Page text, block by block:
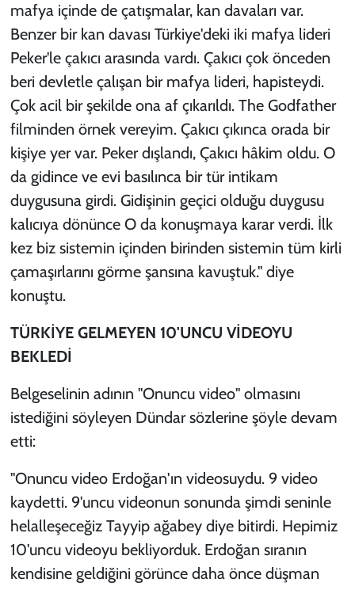
mafya içinde de çatışmalar, kan davaları var.
Benzer bir kan davası Türkiye'deki iki mafya lideri
Peker'le çakıcı arasında vardı. Çakıcı çok önceden
beri devletle çalışan bir mafya lideri, hapisteydi.
Çok acil bir şekilde ona af çıkarıldı. The Godfather
filminden örnek vereyim. Çakıcı çıkınca orada bir
kişiye yer var. Peker dışlandı, Çakıcı hâkim oldu. O
da gidince ve evi basılınca bir tür intikam
duygusuna girdi. Gidişinin geçici olduğu duygusu
kalıcıya dönünce O da konuşmaya karar verdi. İlk
kez biz sistemin içinden birinden sistemin tüm kirli
çamaşırlarını görme şansına kavuştuk." diye
konuştu.
TÜRKİYE GELMEYEN 10'UNCU VİDEOYU
BEKLEDİ
Belgeselinin adının "Onuncu video" olmasını
istediğini söyleyen Dündar sözlerine şöyle devam
etti:
"Onuncu video Erdoğan'ın videosuydu. 9 video
kaydetti. 9'uncu videonun sonunda şimdi seninle
helalleşeceğiz Tayyip ağabey diye bitirdi. Hepimiz
10'uncu videoyu bekliyorduk. Erdoğan sıranın
kendisine geldiğini görünce daha önce düşman